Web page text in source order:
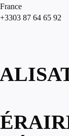
France
+3303 87 64 65 92